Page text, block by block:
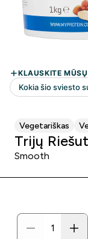
Vegetariškas
Trijų
Smooth